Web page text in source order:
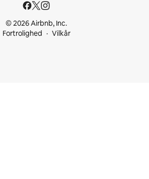
© 2026 Airbnb, Inc.
Fortrolighed
Vilkår